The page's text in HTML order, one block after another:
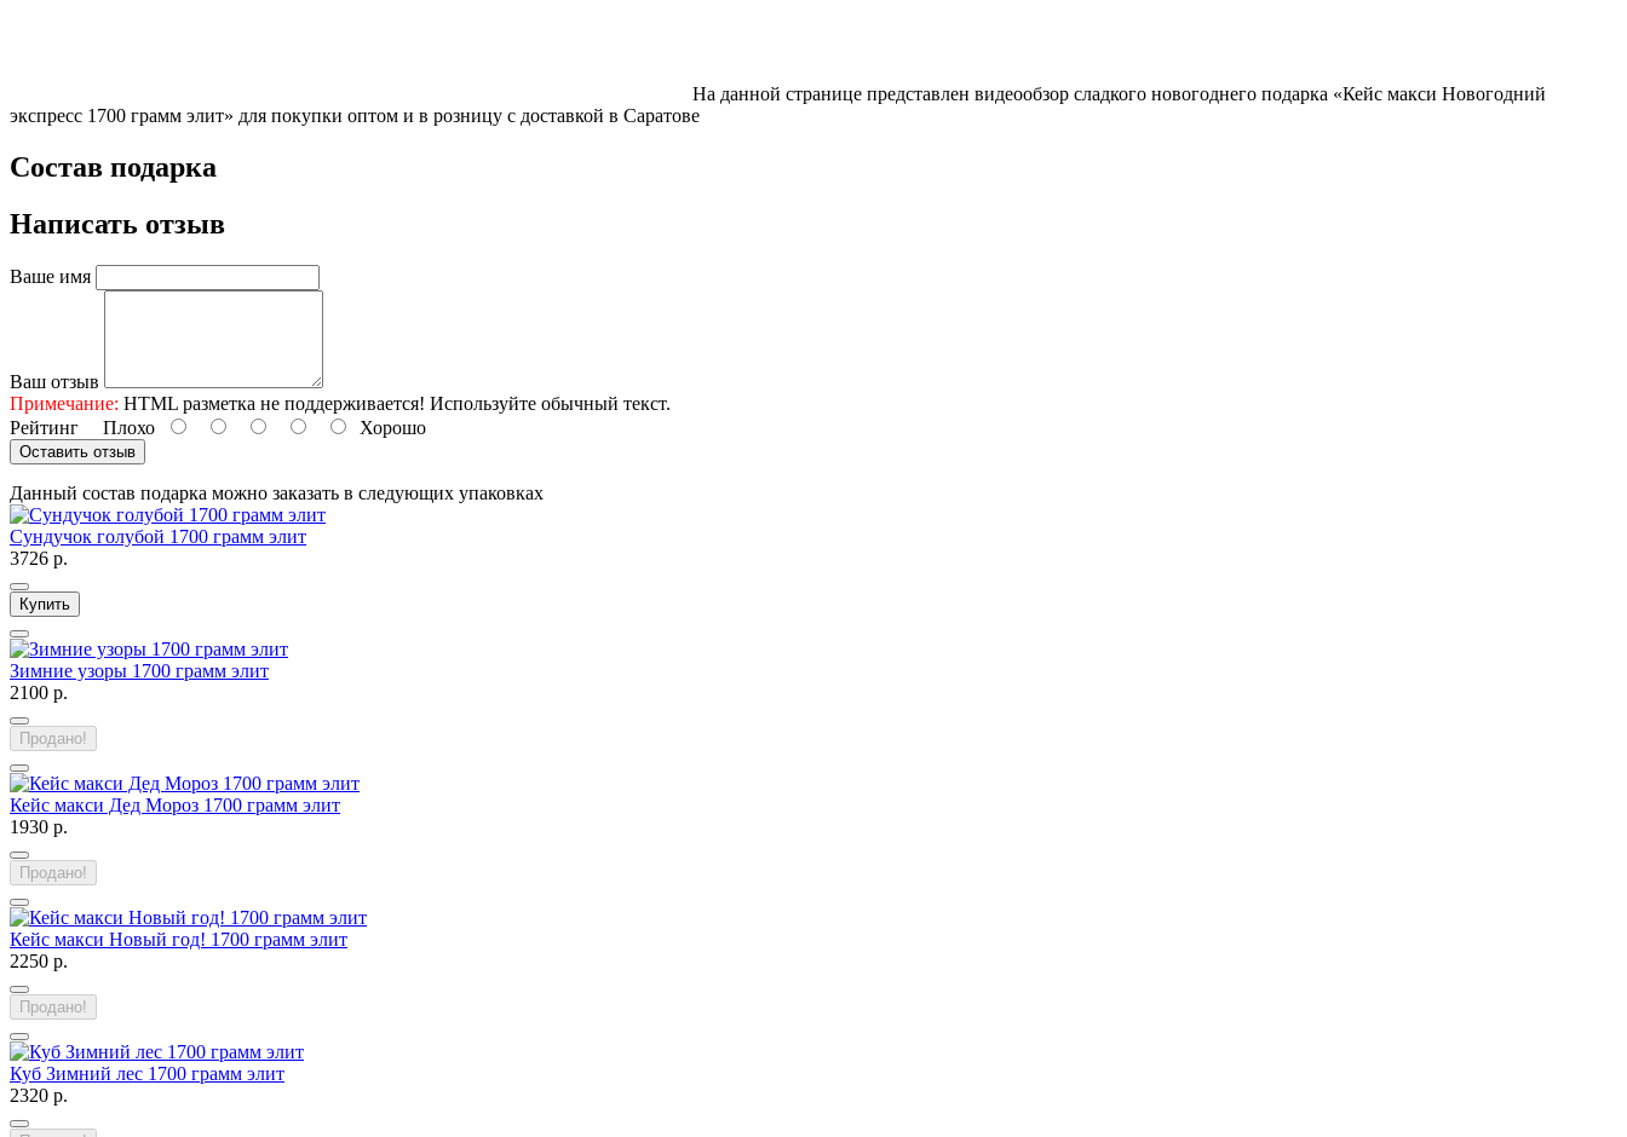
На данной странице представлен видеообзор сладкого новогоднего подарка «Кейс макси Новогодний
экспресс 1700 грамм элит» для покупки оптом и в розницу с доставкой в Саратове
Состав подарка
Написать отзыв
Ваше имя
Ваш отзыв
Примечание: HTML разметка не поддерживается! Используйте обычный текст.
Рейтинг Плохо Хорошо
Оставить отзыв
Данный состав подарка можно заказать в следующих упаковках
Сундучок голубой 1700 грамм элит
3726 р.
Купить
Зимние узоры 1700 грамм элит
2100 р.
Продано!
Кейс макси Дед Мороз 1700 грамм элит
1930 р.
Продано!
Кейс макси Новый год! 1700 грамм элит
2250 р.
Продано!
Куб Зимний лес 1700 грамм элит
2320 р.